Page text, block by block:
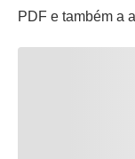
PDF e também a